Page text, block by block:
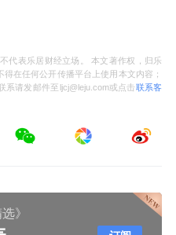
产行业深度调整、市
，公司扣非净利润依
，业绩表现具备良好
场地位；工业涂料业
代表乐居财经立场。 本文著作权，归乐
在任何公开传播平台上使用本文内容；
请发邮件至ljcj@leju.com或点击联系客
》